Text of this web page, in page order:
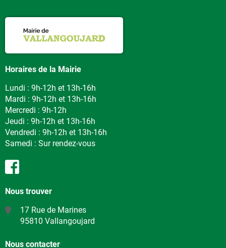
Horaires de la Mairie
Lundi : 9h-12h et 13h-16h
Mardi : 9h-12h et 13h-16h
Mercredi : 9h-12h
Jeudi : 9h-12h et 13h-16h
Vendredi : 9h-12h et 13h-16h
Samedi : Sur rendez-vous
Nous trouver
17 Rue de Marines
95810 Vallangoujard
Nous contacter